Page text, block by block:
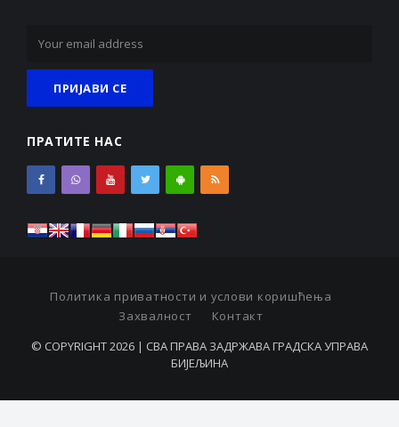
ПРАТИТЕ НАС
Политика приватности и услови коришћења
Захвалност
Контакт
© COPYRIGHT 2026 | СВА ПРАВА ЗАДРЖАВА ГРАДСКА УПРАВА
БИЈЕЉИНА